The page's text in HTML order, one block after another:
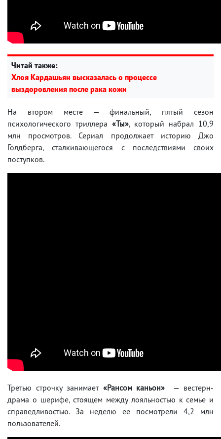
Читай также:
Хлоя Кардашьян высказалась о процессе
выздоровления после рака кожи
На втором месте — финальный, пятый сезон
психологического триллера «Ты», который набрал 10,9
млн просмотров. Сериал продолжает историю Джо
Голдберга, сталкивающегося с последствиями своих
поступков.
Третью строчку занимает «Рансом каньон» — вестерн-
драма о шерифе, стоящем между лояльностью к семье и
справедливостью. За неделю ее посмотрели 4,2 млн
пользователей.